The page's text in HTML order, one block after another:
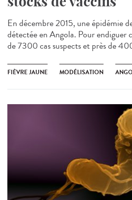
En décembre 2015, une épidémie
détectée en Angola. Pour endiguer
de 7300 cas suspects et près de
FIÈVRE JAUNE MODÉLISATION